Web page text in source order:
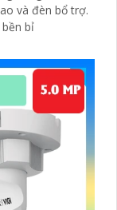
và đèn bổ trợ.
bền bỉ